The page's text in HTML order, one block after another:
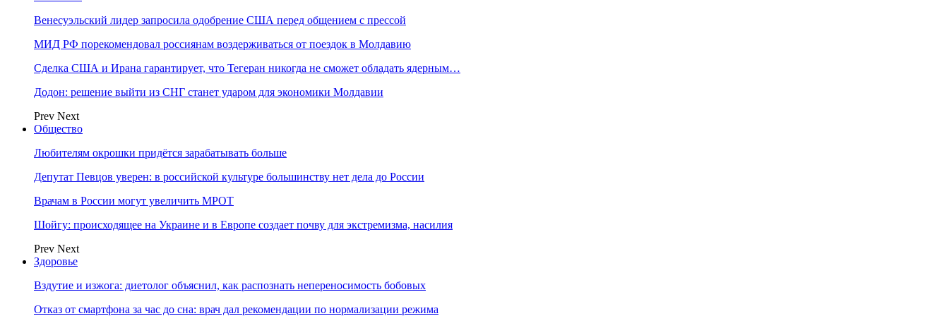
Венесуэльский лидер запросила одобрение США перед общением с прессой
МИД РФ порекомендовал россиянам воздерживаться от поездок в Молдавию
Сделка США и Ирана гарантирует, что Тегеран никогда не сможет обладать ядерным…
Додон: решение выйти из СНГ станет ударом для экономики Молдавии
Prev Next
Общество
Любителям окрошки придётся зарабатывать больше
Депутат Певцов уверен: в российской культуре большинству нет дела до России
Врачам в России могут увеличить МРОТ
Шойгу: происходящее на Украине и в Европе создает почву для экстремизма, насилия
Prev Next
Здоровье
Вздутие и изжога: диетолог объяснил, как распознать непереносимость бобовых
Отказ от смартфона за час до сна: врач дал рекомендации по нормализации режима